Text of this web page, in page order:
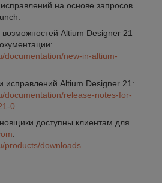
на основе запросов
Altium Designer 21
documentation/new-in-altium-
исправлений Altium Designer 21:
documentation/release-notes-for-
0
доступны клиентам для
:
products/downloads